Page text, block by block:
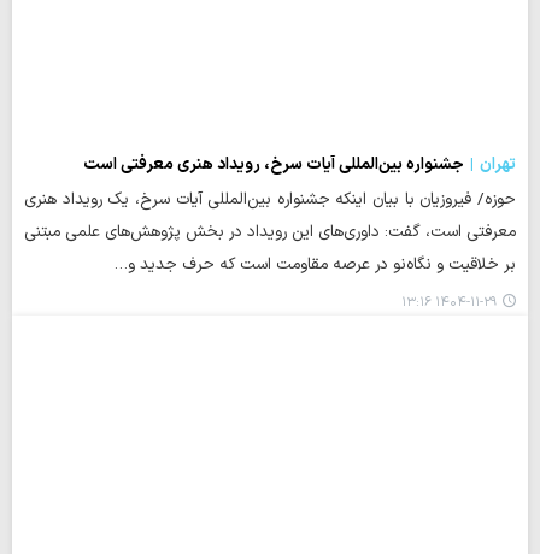
تهران
جشنواره بین‌المللی آیات سرخ، رویداد هنری معرفتی است
حوزه/ فیروزیان با بیان اینکه جشنواره بین‌المللی آیات سرخ، یک رویداد هنری
معرفتی است، گفت: داوری‌های این رویداد در بخش پژوهش‌های علمی مبتنی
بر خلاقیت و نگاه‌نو در عرصه مقاومت است که حرف جدید و…
۱۴۰۴-۱۱-۲۹ ۱۳:۱۶